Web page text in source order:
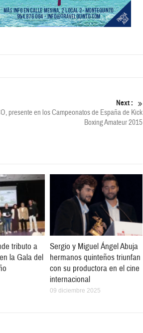
Next :
presente en los Campeonatos de España de Kick
Boxing Amateur 2015
tributo a
la Gala del
Sergio y Miguel Ángel Abuja
hermanos quinteños triunfan
con su productora en el cine
internacional
09 diciembre 2025